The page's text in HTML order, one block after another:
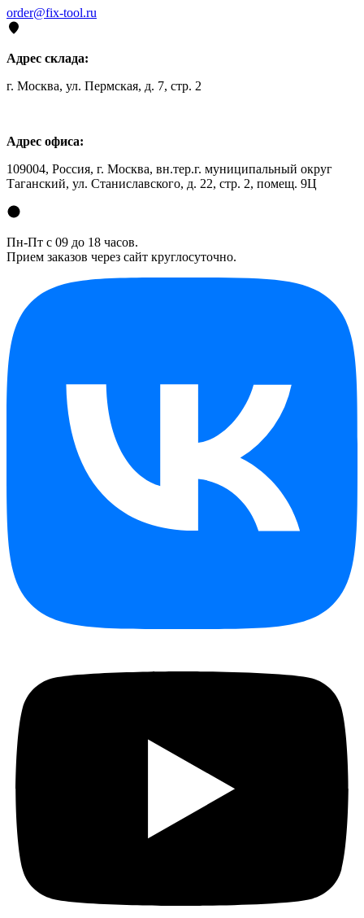
order@fix-tool.ru
Адрес склада:
г. Москва, ул. Пермская, д. 7, стр. 2
Адрес офиса:
109004, Россия, г. Москва, вн.тер.г. муниципальный округ
Таганский, ул. Станиславского, д. 22, стр. 2, помещ. 9Ц
Пн-Пт с 09 до 18 часов.
Прием заказов через сайт круглосуточно.